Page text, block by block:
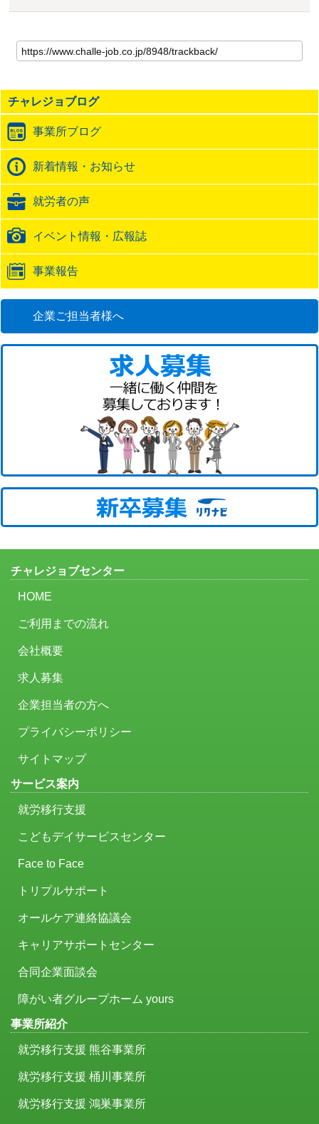
の
記
の
ト
ッ
ク
バ
ッ
URL
チャレジョブログ
事業所ブログ
新着情報・お知らせ
就労者の声
イベント情報・広報誌
事業報告
企業ご担当者様へ
チャレジョブセンター
HOME
ご利用までの流れ
会社概要
求人募集
企業担当者の方へ
プライバシーポリシー
サイトマップ
サービス案内
就労移行支援
こどもデイサービスセンター
Face to Face
トリプルサポート
オールケア連絡協議会
キャリアサポートセンター
合同企業面談会
障がい者グループホーム yours
事業所紹介
就労移行支援 熊谷事業所
就労移行支援 桶川事業所
就労移行支援 鴻巣事業所